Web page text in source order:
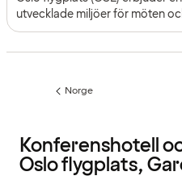
utvecklade miljöer för möten
internationell tillgänglighet,
Föregående
Norge
Konferenshotell
Oslo flygplats,